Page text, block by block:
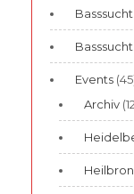
Basssucht
Events
Archiv